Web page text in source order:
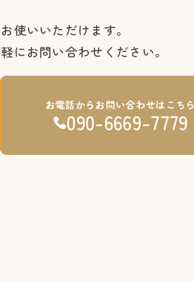
使いいただけます。
にお問い合わせください。
お電話からお問い合わせはこちら
090-6669-7779